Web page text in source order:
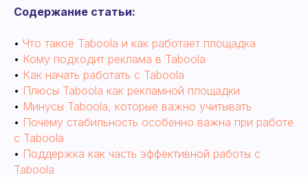
Содержание статьи:
• Что такое Taboola и как работает площадка
• Кому подходит реклама в Taboola
• Как начать работать с Taboola
• Плюсы Taboola как рекламной площадки
• Минусы Taboola, которые важно учитывать
• Почему стабильность особенно важна при работе
с Taboola
• Поддержка как часть эффективной работы с
Taboola